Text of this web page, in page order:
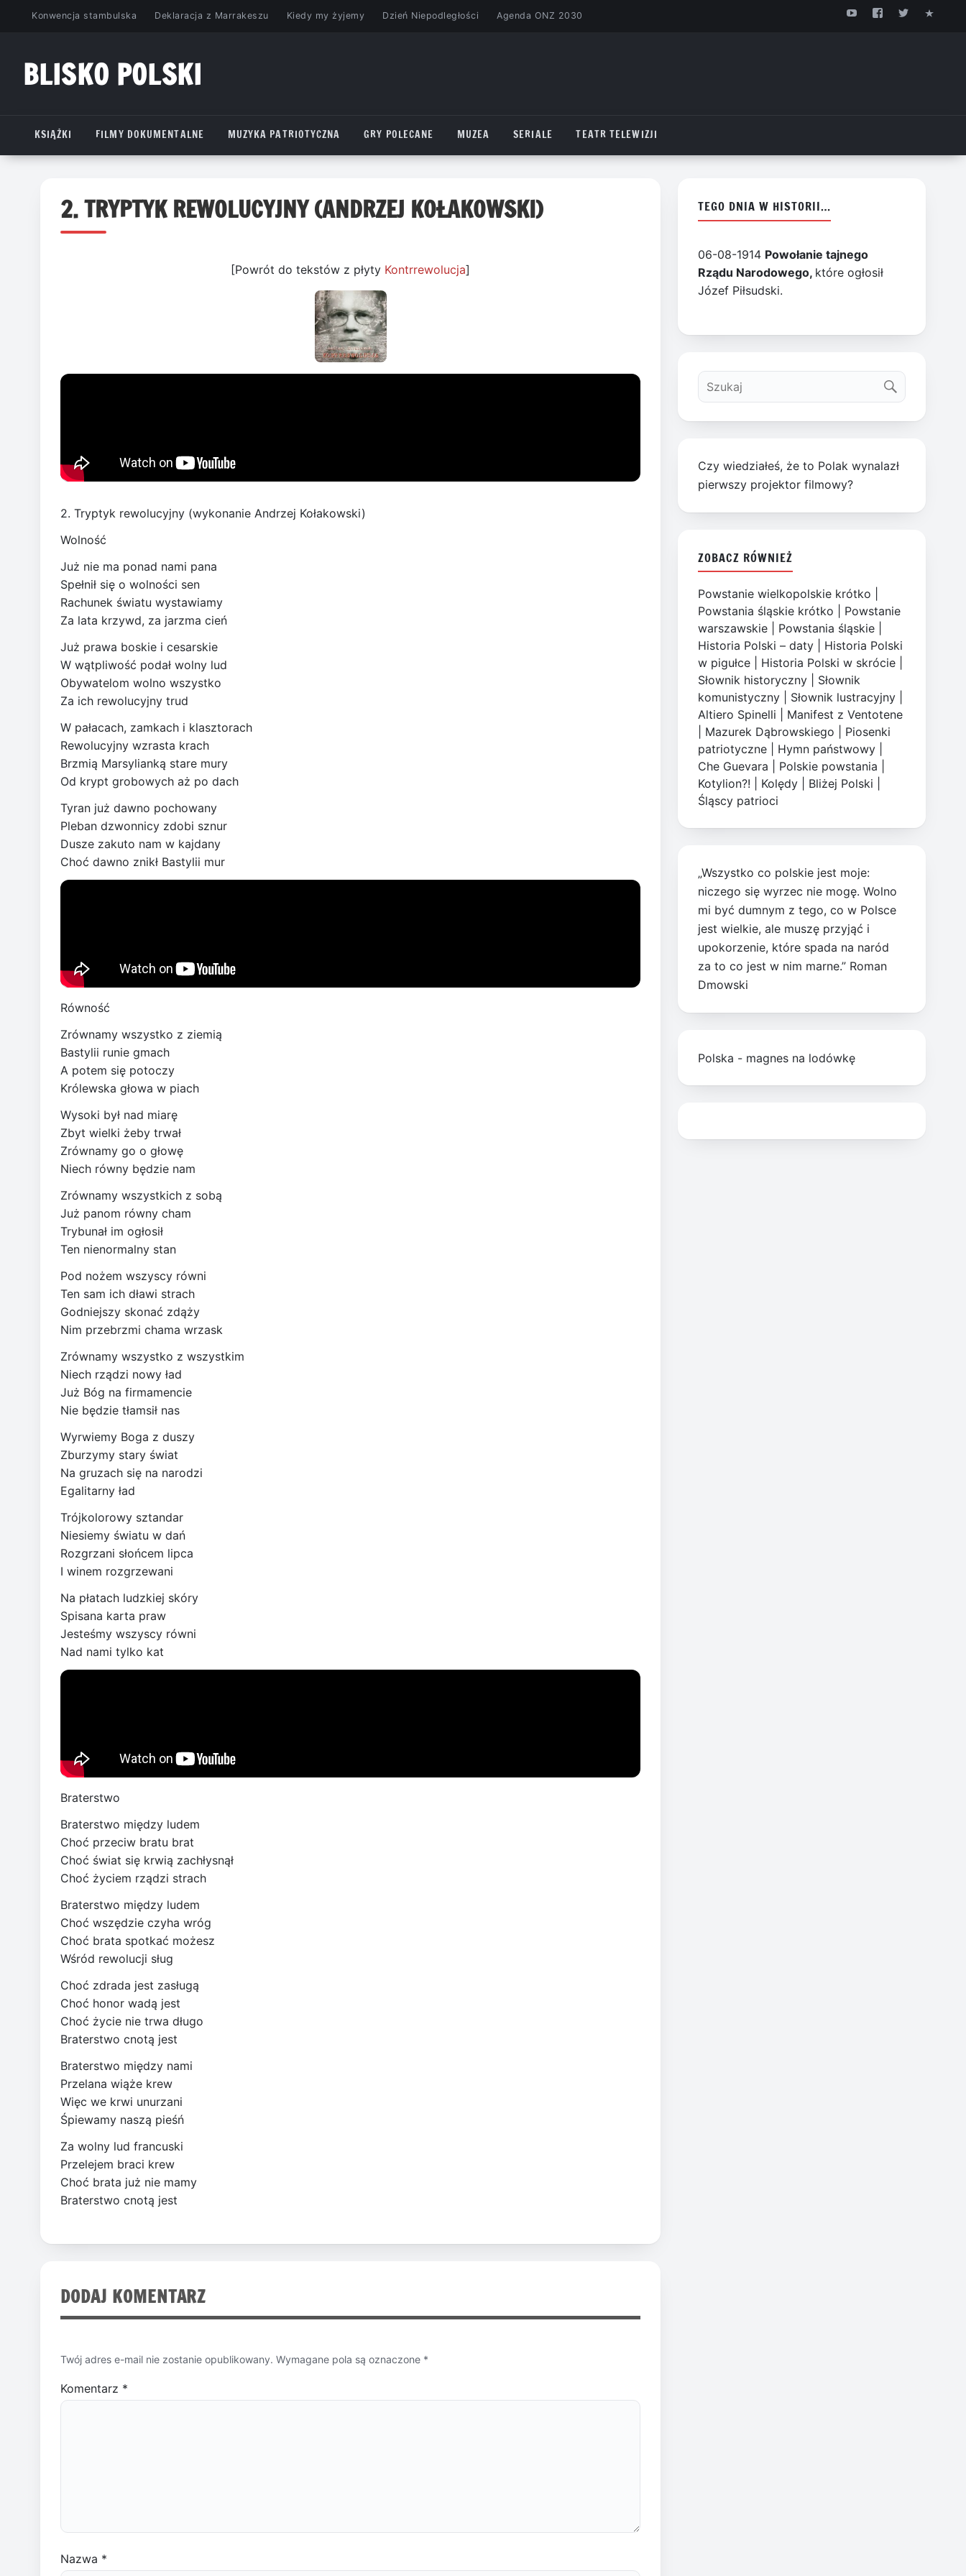
PrzejdźKonwencja stambulska Deklaracja z Marrakeszu Kiedy my żyjemy Dzień Niepodległości Agenda ONZ 2030
BLISKO POLSKI
KSIĄŻKI
FILMY DOKUMENTALNE MUZYKA PATRIOTYCZNA GRY POLECANE MUZEA SERIALE TEATR TELEWIZJI
2. TRYPTYK REWOLUCYJNY (ANDRZEJ KOŁAKOWSKI)
[Powrót do tekstów z płyty Kontrrewolucja]
2. Tryptyk rewolucyjny (wykonanie Andrzej Kołakowski)
Wolność
Już nie ma ponad nami pana
Spełnił się o wolności sen
Rachunek światu wystawiamy
Za lata krzywd, za jarzma cień
Już prawa boskie i cesarskie
W wątpliwość podał wolny lud
Obywatelom wolno wszystko
Za ich rewolucyjny trud
W pałacach, zamkach i klasztorach
Rewolucyjny wzrasta krach
Brzmią Marsylianką stare mury
Od krypt grobowych aż po dach
Tyran już dawno pochowany
Pleban dzwonnicy zdobi sznur
Dusze zakuto nam w kajdany
Choć dawno znikł Bastylii mur
Równość
Zrównamy wszystko z ziemią
Bastylii runie gmach
A potem się potoczy
Królewska głowa w piach
Wysoki był nad miarę
Zbyt wielki żeby trwał
Zrównamy go o głowę
Niech równy będzie nam
Zrównamy wszystkich z sobą
Już panom równy cham
Trybunał im ogłosił
Ten nienormalny stan
Pod nożem wszyscy równi
Ten sam ich dławi strach
Godniejszy skonać zdąży
Nim przebrzmi chama wrzask
Zrównamy wszystko z wszystkim
Niech rządzi nowy ład
Już Bóg na firmamencie
Nie będzie tłamsił nas
Wyrwiemy Boga z duszy
Zburzymy stary świat
Na gruzach się na narodzi
Egalitarny ład
Trójkolorowy sztandar
Niesiemy światu w dań
Rozgrzani słońcem lipca
I winem rozgrzewani
Na płatach ludzkiej skóry
Spisana karta praw
Jesteśmy wszyscy równi
Nad nami tylko kat
Braterstwo
Braterstwo między ludem
Choć przeciw bratu brat
Choć świat się krwią zachłysnął
Choć życiem rządzi strach
Braterstwo między ludem
Choć wszędzie czyha wróg
Choć brata spotkać możesz
Wśród rewolucji sług
Choć zdrada jest zasługą
Choć honor wadą jest
Choć życie nie trwa długo
Braterstwo cnotą jest
Braterstwo między nami
Przelana wiąże krew
Więc we krwi unurzani
Śpiewamy naszą pieśń
Za wolny lud francuski
Przelejem braci krew
Choć brata już nie mamy
Braterstwo cnotą jest
DODAJ KOMENTARZ
Twój adres e-mail nie zostanie opublikowany. Wymagane pola są oznaczone *
Komentarz *
Nazwa *
TEGO DNIA W HISTORII…
06-08-1914 Powołanie tajnego
Rządu Narodowego, które ogłosił
Józef Piłsudski.
Czy wiedziałeś, że to Polak wynalazł
pierwszy projektor filmowy?
ZOBACZ RÓWNIEŻ
Powstanie wielkopolskie krótko
Powstania śląskie krótko
Powstanie
warszawskie
Powstania śląskie
Historia Polski – daty
Historia Polski
w pigułce
Historia Polski w skrócie
Słownik historyczny
Słownik
komunistyczny
Słownik lustracyjny
Altiero Spinelli
Manifest z Ventotene
Mazurek Dąbrowskiego
Piosenki
patriotyczne
Hymn państwowy
Che Guevara
Polskie powstania
Kotylion?!
Kolędy Bliżej Polski
Śląscy patrioci
„Wszystko co polskie jest moje:
niczego się wyrzec nie mogę. Wolno
mi być dumnym z tego, co w Polsce
jest wielkie, ale muszę przyjąć i
upokorzenie, które spada na naród
za to co jest w nim marne.” Roman
Dmowski
Polska - magnes na lodówkę